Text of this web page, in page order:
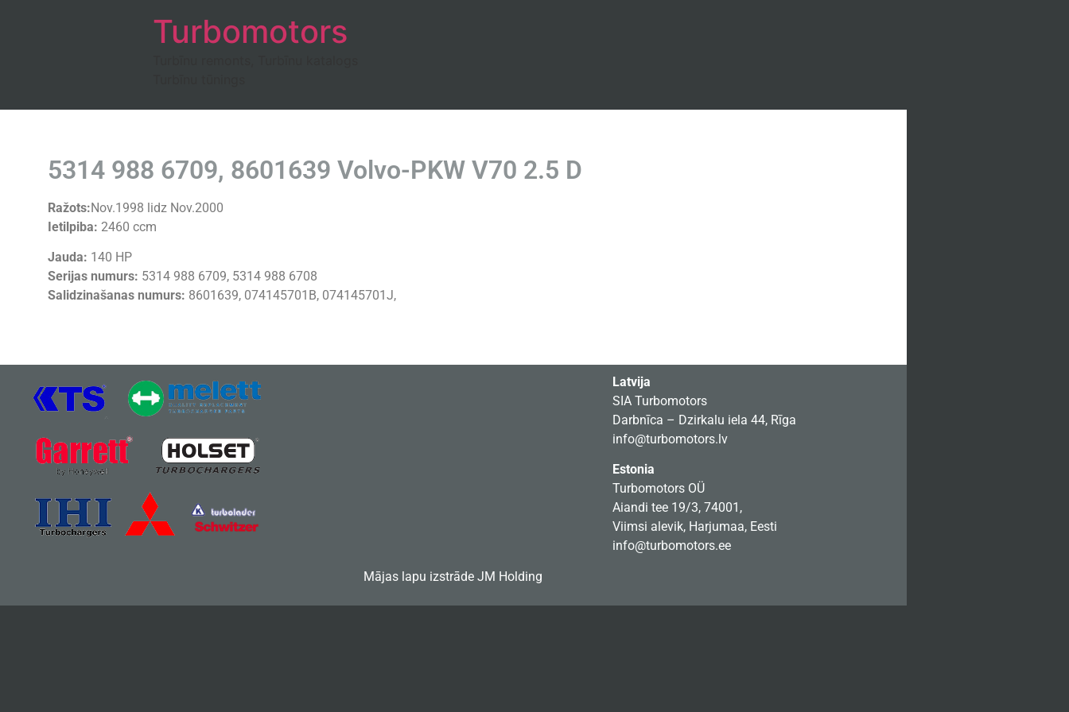
Turbomotors
5314 988 6709, 8601639 Volvo-PKW V70 2.5 D
Ražots:Nov.1998 lidz Nov.2000
Ietilpiba: 2460 ccm
Jauda: 140 HP
Serijas numurs: 5314 988 6709, 5314 988 6708
Salidzinašanas numurs: 8601639, 074145701B, 074145701J,
Mājas lapu izstrāde JM Holding
Latvija
SIA Turbomotors
Darbnīca – Dzirkalu iela 44, Rīga
info@turbomotors.lv
Estonia
Turbomotors OÜ
Aiandi tee 19/3, 74001,
Viimsi alevik, Harjumaa, Eesti
info@turbomotors.ee